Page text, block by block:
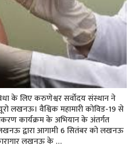
के लिए करुणेश्वर सर्वोदय संस्थान ने
लखनऊ। वैश्विक महामारी कोविड-19 से
कार्यक्रम के अभियान के अंतर्गत
द्वारा आगामी 6 सितंबर को लखनऊ
लखनऊ के …